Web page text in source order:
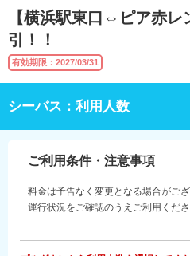
【横浜駅東口⇔ピア赤
引！！
有効期限：2027/03/31
シーバス：利用人数
ご利用条件・注意事項
料金は予告なく変更となる場合がござ
運行状況をご確認のうえご利用くださ